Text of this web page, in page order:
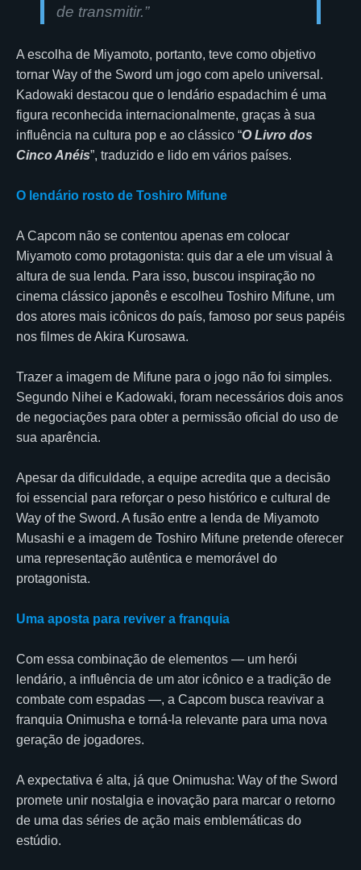
de transmitir.”
A escolha de Miyamoto, portanto, teve como objetivo
tornar Way of the Sword um jogo com apelo universal.
Kadowaki destacou que o lendário espadachim é uma
figura reconhecida internacionalmente, graças à sua
influência na cultura pop e ao clássico “O Livro dos
Cinco Anéis”, traduzido e lido em vários países.
O lendário rosto de Toshiro Mifune
A Capcom não se contentou apenas em colocar
Miyamoto como protagonista: quis dar a ele um visual à
altura de sua lenda. Para isso, buscou inspiração no
cinema clássico japonês e escolheu Toshiro Mifune, um
dos atores mais icônicos do país, famoso por seus papéis
nos filmes de Akira Kurosawa.
Trazer a imagem de Mifune para o jogo não foi simples.
Segundo Nihei e Kadowaki, foram necessários dois anos
de negociações para obter a permissão oficial do uso de
sua aparência.
Apesar da dificuldade, a equipe acredita que a decisão
foi essencial para reforçar o peso histórico e cultural de
Way of the Sword. A fusão entre a lenda de Miyamoto
Musashi e a imagem de Toshiro Mifune pretende oferecer
uma representação autêntica e memorável do
protagonista.
Uma aposta para reviver a franquia
Com essa combinação de elementos — um herói
lendário, a influência de um ator icônico e a tradição de
combate com espadas —, a Capcom busca reavivar a
franquia Onimusha e torná-la relevante para uma nova
geração de jogadores.
A expectativa é alta, já que Onimusha: Way of the Sword
promete unir nostalgia e inovação para marcar o retorno
de uma das séries de ação mais emblemáticas do
estúdio.